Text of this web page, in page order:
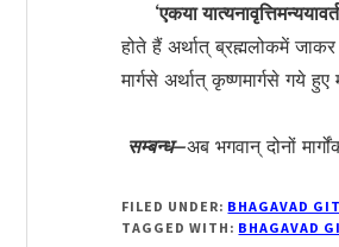
‘एकया
होते हैं अर्थात् ब्रह्मलोकमें
मार्गसे अर्थात् कृष्णमार्गसे गये
सम्बन्ध–अब भगवान् दोनों
FILED UNDER: BHAGAVAD
TAGGED WITH: BHAGAVAD